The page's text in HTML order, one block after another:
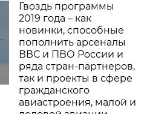
Гвоздь программы
2019 года – как
новинки, способные
пополнить арсеналы
ВВС и ПВО России и
ряда стран-партнеров,
так и проекты в сфере
гражданского
авиастроения, малой и